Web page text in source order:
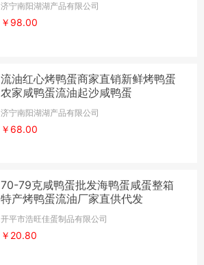
济宁南阳湖湖产品有限公司
￥98.00
流油红心烤鸭蛋商家直销新鲜烤鸭蛋
农家咸鸭蛋流油起沙咸鸭蛋
济宁南阳湖湖产品有限公司
￥68.00
70-79克咸鸭蛋批发海鸭蛋咸蛋整箱
特产烤鸭蛋流油厂家直供代发
开平市浩旺佳蛋制品有限公司
￥20.80